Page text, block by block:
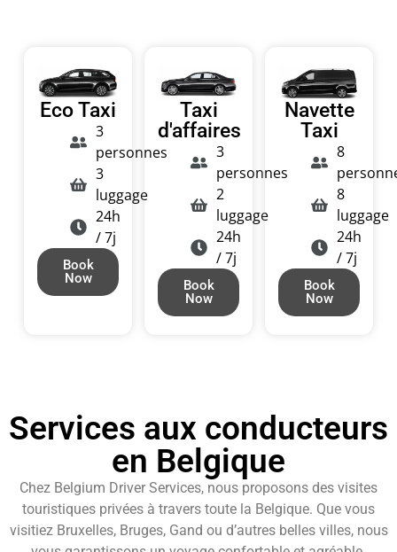
Eco Taxi
3
personnes
3
luggage
24h
/ 7j
Book
Now
Taxi
d'affaires
3
personnes
2
luggage
24h
/ 7j
Book
Now
Navette
Taxi
8
8
luggage
24h
/ 7j
Book
Now
Services aux conducteurs
en Belgique
Chez Belgium Driver Services, nous proposons des visites
touristiques privées à travers toute la Belgique. Que vous
visitiez Bruxelles, Bruges, Gand ou d’autres belles villes, nous